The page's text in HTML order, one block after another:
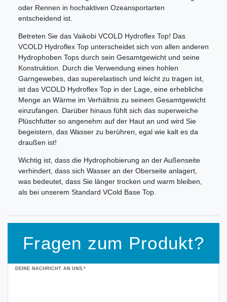
oder Rennen in hochaktiven Ozeansportarten
entscheidend ist.
Betreten Sie das Vaikobi VCOLD Hydroflex Top! Das
VCOLD Hydroflex Top unterscheidet sich von allen anderen
Hydrophoben Tops durch sein Gesamtgewicht und seine
Konstruktion. Durch die Verwendung eines hohlen
Garngewebes, das superelastisch und leicht zu tragen ist,
ist das VCOLD Hydroflex Top in der Lage, eine erhebliche
Menge an Wärme im Verhältnis zu seinem Gesamtgewicht
einzufangen. Darüber hinaus fühlt sich das superweiche
Plüschfutter so angenehm auf der Haut an und wird Sie
begeistern, das Wasser zu berühren, egal wie kalt es da
draußen ist!
Wichtig ist, dass die Hydrophobierung an der Außenseite
verhindert, dass sich Wasser an der Oberseite anlagert,
was bedeutet, dass Sie länger trocken und warm bleiben,
als bei unserem Standard VCold Base Top.
Fragen zum Produkt?
DEINE NACHRICHT AN UNS.*
Ceres::Template.mailFormHoneypotLabel